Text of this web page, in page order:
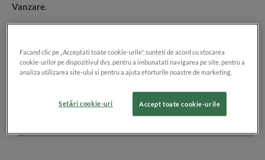
Vanzare
Daca folosesti aceasta casa de marcat poti emite
doar ”facturi simplificate”.
Facand clic pe „Acceptati toate cookie-urile”, sunteti de acord cu stocarea
cookie-urilor pe dispozitivul dvs. pentru a imbunatati navigarea pe site, pentru a
analiza utilizarea site-ului si pentru a ajuta eforturile noastre de marketing.
Accept toate cookie-urile
Setări cookie-uri